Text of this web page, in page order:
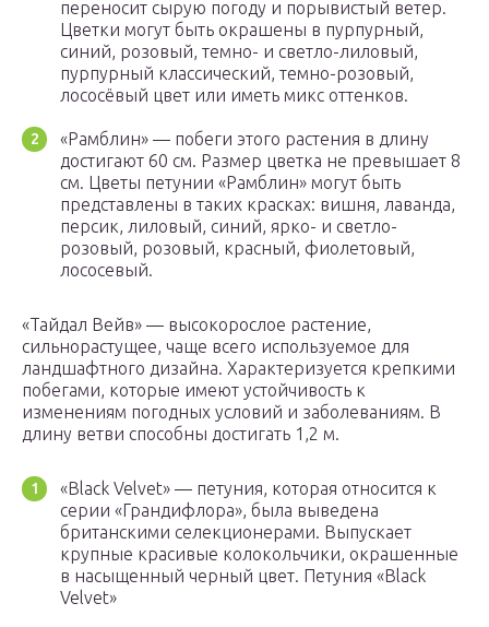
переносит сырую погоду и порывистый ветер.
Цветки могут быть окрашены в пурпурный,
синий, розовый, темно- и светло-лиловый,
пурпурный классический, темно-розовый,
лососёвый цвет или иметь микс оттенков.
«Рамблин» — побеги этого растения в длину
достигают 60 см. Размер цветка не превышает 8
см. Цветы петунии «Рамблин» могут быть
представлены в таких красках: вишня, лаванда,
персик, лиловый, синий, ярко- и светло-
розовый, розовый, красный, фиолетовый,
лососевый.
«Тайдал Вейв» — высокорослое растение,
сильнорастущее, чаще всего используемое для
ландшафтного дизайна. Характеризуется крепкими
побегами, которые имеют устойчивость к
изменениям погодных условий и заболеваниям. В
длину ветви способны достигать 1,2 м.
«Black Velvet» — петуния, которая относится к
серии «Грандифлора», была выведена
британскими селекционерами. Выпускает
крупные красивые колокольчики, окрашенные
в насыщенный черный цвет. Петуния «Black
Velvet»